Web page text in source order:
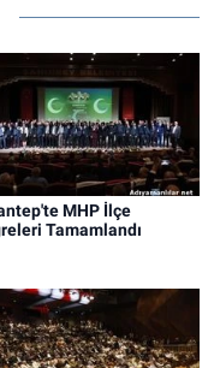
MHP İlçe
Tamamlandı